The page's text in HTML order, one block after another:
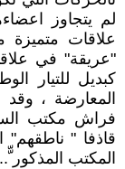
لم يتجاوز
علاقات
"عريقة" في
كبديل للتيار
المعارضة ،
فراش مكتب
قاذفا " ناطقهم"
المكتب المذكور ّّ..